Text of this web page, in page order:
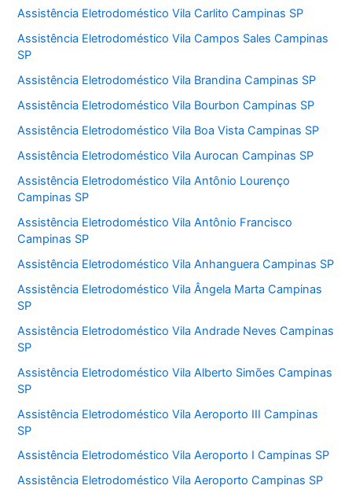
Assistência Eletrodoméstico Vila Carlito Campinas SP
Assistência Eletrodoméstico Vila Campos Sales Campinas
SP
Assistência Eletrodoméstico Vila Brandina Campinas SP
Assistência Eletrodoméstico Vila Bourbon Campinas SP
Assistência Eletrodoméstico Vila Boa Vista Campinas SP
Assistência Eletrodoméstico Vila Aurocan Campinas SP
Assistência Eletrodoméstico Vila Antônio Lourenço
Campinas SP
Assistência Eletrodoméstico Vila Antônio Francisco
Campinas SP
Assistência Eletrodoméstico Vila Anhanguera Campinas SP
Assistência Eletrodoméstico Vila Ângela Marta Campinas
SP
Assistência Eletrodoméstico Vila Andrade Neves Campinas
SP
Assistência Eletrodoméstico Vila Alberto Simões Campinas
SP
Assistência Eletrodoméstico Vila Aeroporto III Campinas
SP
Assistência Eletrodoméstico Vila Aeroporto I Campinas SP
Assistência Eletrodoméstico Vila Aeroporto Campinas SP